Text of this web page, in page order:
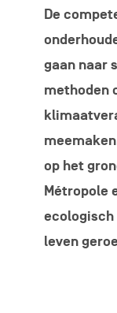
De
gaan naar
methoden
op het
Métropole
ecologisch
leven